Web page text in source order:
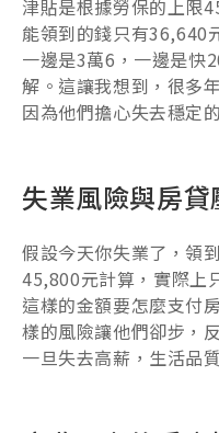
津貼是根據勞保的上限
能領到的錢只有36,640
一邊是3萬6，一邊是快
解。這讓我想到，很多
因為他們擔心失去穩定
失業風險與房貸
假設今天你失業了，領
45,800元計算，實際上
這樣的金額要怎麼支付
樣的風險讓他們卻步，
一旦失去高薪，生活品